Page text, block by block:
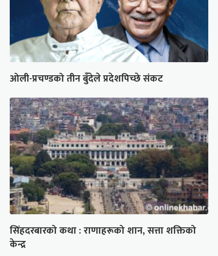
ओली-प्रचण्डको तीन बुँदेले प्रदेशपिच्छे संकट
सिंहदरबारको कथा : राणाहरूको शान, सत्ता शक्तिको
केन्द्र